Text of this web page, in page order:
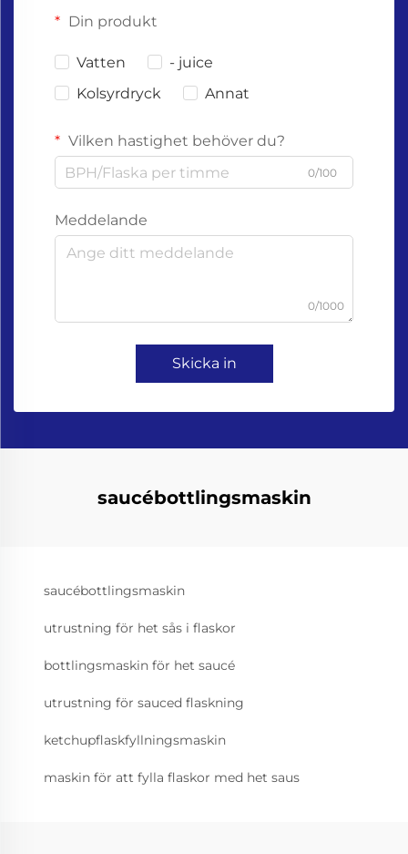
Din produkt
Vatten
- juice
Kolsyrdryck
Annat
Vilken hastighet behöver du?
0/100
Meddelande
0/1000
Skicka in
saucébottlingsmaskin
saucébottlingsmaskin
utrustning för het sås i flaskor
bottlingsmaskin för het saucé
utrustning för sauced flaskning
ketchupflaskfyllningsmaskin
maskin för att fylla flaskor med het saus